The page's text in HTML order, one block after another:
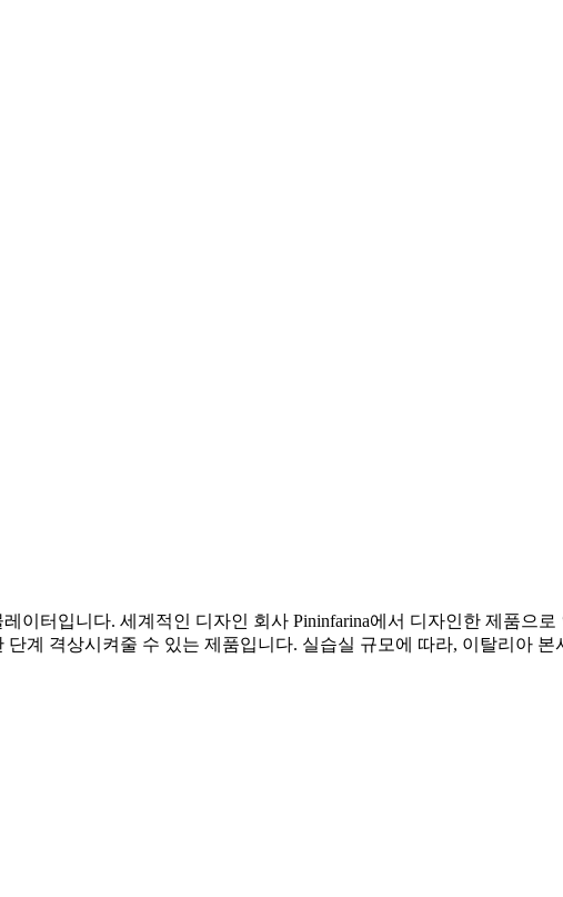
이터입니다. 세계적인 디자인 회사 Pininfarina에서 디자인한 제품으
계 격상시켜줄 수 있는 제품입니다. 실습실 규모에 따라, 이탈리아